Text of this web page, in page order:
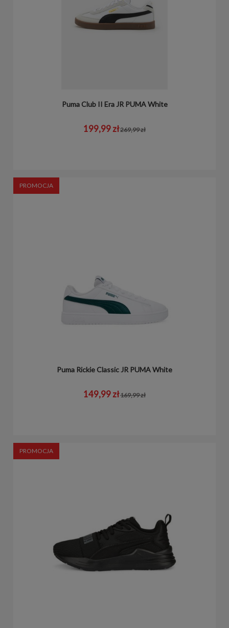
Puma Club II Era JR PUMA White
199,99 zł269,99 zł
Puma Rickie Classic JR PUMA White
149,99 zł169,99 zł
PROMOCJA
PROMOCJA